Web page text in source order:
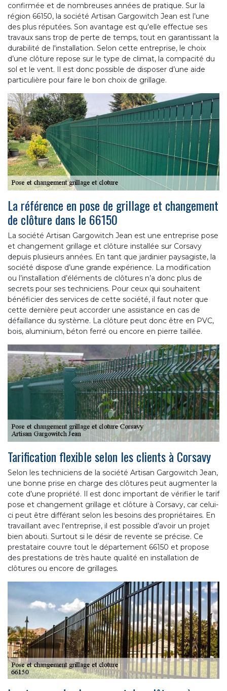
confirmée et de nombreuses années de pratique. Sur la
région 66150, la société Artisan Gargowitch Jean est l’une
des plus réputées. Son avantage est qu'elle effectue ses
travaux sans trop de perte de temps, tout en garantissant la
durabilité de l'installation. Selon cette entreprise, le choix
d’une clôture repose sur le type de climat, la compacité du
sol et le vent. Il est donc possible de disposer d’une aide
particulière pour faire le bon choix de grillage.
La référence en pose de grillage et changement
de clôture dans le 66150
La société Artisan Gargowitch Jean est une entreprise pose
et changement grillage et clôture installée sur Corsavy
depuis plusieurs années. En tant que jardinier paysagiste, la
société dispose d’une grande expérience. La modification
ou l’installation d’éléments de clôtures n’a donc plus de
secrets pour ses techniciens. Pour ceux qui souhaitent
bénéficier des services de cette société, il faut noter que
cette dernière peut accorder une assistance en cas de
défaillance du système. La clôture peut donc être en PVC,
bois, aluminium, béton ferré ou encore en pierre taillée.
Tarification flexible selon les clients à Corsavy
Selon les techniciens de la société Artisan Gargowitch Jean,
une bonne prise en charge des clôtures peut augmenter la
cote d’une propriété. Il est donc important de vérifier le tarif
pose et changement grillage et clôture à Corsavy, car celui-
ci peut être différant selon les besoins des propriétaires. En
travaillant avec l'entreprise, il est possible d’avoir un projet
bien abouti. Surtout si le désir de revente se précise. Ce
prestataire couvre tout le département 66150 et propose
des prestations de très haute qualité en installation de
clôtures ou encore de grillages.